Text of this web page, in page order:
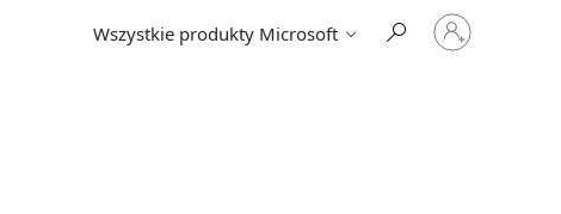
Wszystkie produkty Microsoft
Zaloguj
się